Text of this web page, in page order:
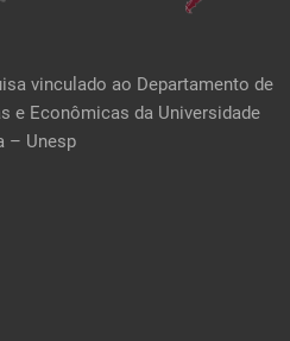
vinculado ao Departamento de
e Econômicas da Universidade
– Unesp